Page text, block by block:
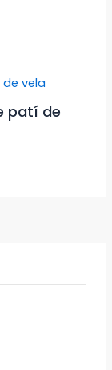
patí de